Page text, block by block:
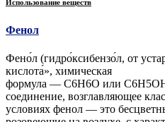
Использование веществ
Фенол
Фено́л (гидро́ксибензо́л, от
кислота́», химическая
формула — C6H6O или
соединение, возглавляющее
условиях фенол — это